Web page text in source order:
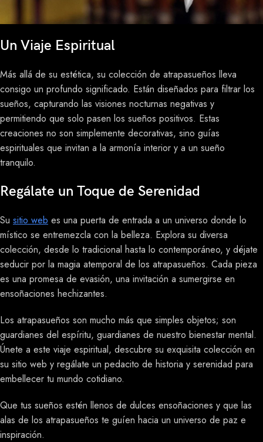
Un Viaje Espiritual
Más allá de su estética, su colección de atrapasueños lleva
consigo un profundo significado. Están diseñados para filtrar los
sueños, capturando las visiones nocturnas negativas y
permitiendo que solo pasen los sueños positivos. Estas
creaciones no son simplemente decorativas, sino guías
espirituales que invitan a la armonía interior y a un sueño
tranquilo.
Regálate un Toque de Serenidad
Su sitio web es una puerta de entrada a un universo donde lo
místico se entremezcla con la belleza. Explora su diversa
colección, desde lo tradicional hasta lo contemporáneo, y déjate
seducir por la magia atemporal de los atrapasueños. Cada pieza
es una promesa de evasión, una invitación a sumergirse en
ensoñaciones hechizantes.
Los atrapasueños son mucho más que simples objetos; son
guardianes del espíritu, guardianes de nuestro bienestar mental.
Únete a este viaje espiritual, descubre su exquisita colección en
su sitio web y regálate un pedacito de historia y serenidad para
embellecer tu mundo cotidiano.
Que tus sueños estén llenos de dulces ensoñaciones y que las
alas de los atrapasueños te guíen hacia un universo de paz e
inspiración.